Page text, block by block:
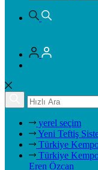
yerel seçim
Yeni Teftiş
Türkiye
Türkiye
Eren Özcan